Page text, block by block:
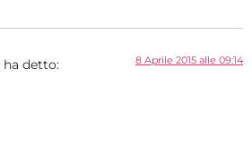
ha detto: 8 Aprile 2015 alle 09:14